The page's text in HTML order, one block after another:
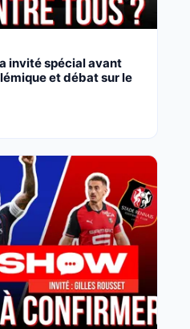
invité spécial avant
et débat sur le